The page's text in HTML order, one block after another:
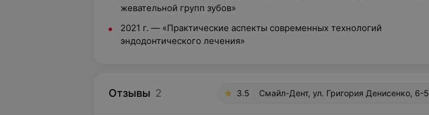
жевательной групп зубов»
2021 г. — «Практические аспекты современных технологий
эндодонтического лечения»
Отзывы 2 3.5 Смайл-Дент, ул. Григория Денисенко, 6-5